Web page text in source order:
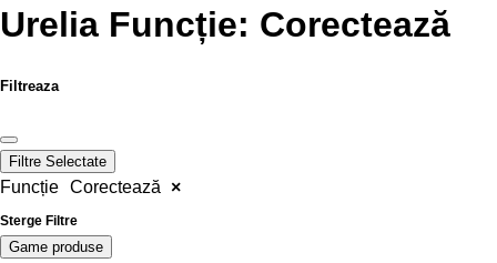
Urelia Funcție: Corectează
Filtreaza
Filtre Selectate
Funcție Corectează ×
Sterge Filtre
Game produse